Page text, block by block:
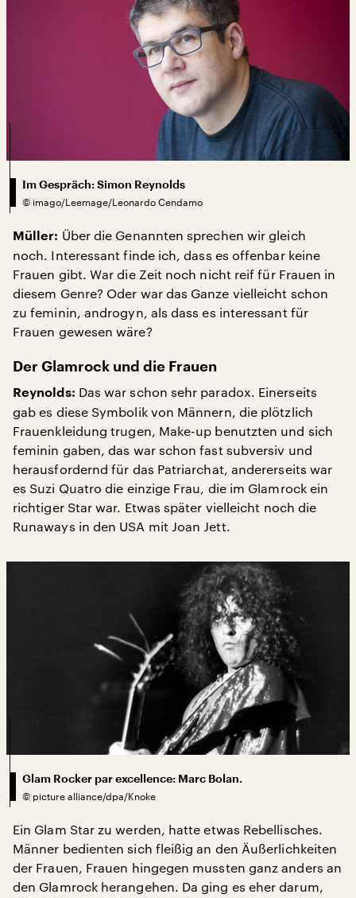
Im Gespräch: Simon Reynolds
© imago/Leemage/Leonardo Cendamo
Müller: Über die Genannten sprechen wir gleich
noch. Interessant finde ich, dass es offenbar keine
Frauen gibt. War die Zeit noch nicht reif für Frauen in
diesem Genre? Oder war das Ganze vielleicht schon
zu feminin, androgyn, als dass es interessant für
Frauen gewesen wäre?
Der Glamrock und die Frauen
Reynolds: Das war schon sehr paradox. Einerseits
gab es diese Symbolik von Männern, die plötzlich
Frauenkleidung trugen, Make-up benutzten und sich
feminin gaben, das war schon fast subversiv und
herausfordernd für das Patriarchat, andererseits war
es Suzi Quatro die einzige Frau, die im Glamrock ein
richtiger Star war. Etwas später vielleicht noch die
Runaways in den USA mit Joan Jett.
Glam Rocker par excellence: Marc Bolan.
© picture alliance/dpa/Knoke
Ein Glam Star zu werden, hatte etwas Rebellisches.
Männer bedienten sich fleißig an den Äußerlichkeiten
der Frauen, Frauen hingegen mussten ganz anders an
den Glamrock herangehen. Da ging es eher darum,